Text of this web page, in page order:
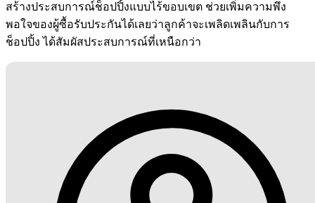
สร้างประสบการณ์ช็อปปิ้งแบบไร้ขอบเขต ช่วยเพิ่มความพึง
พอใจของผู้ซื้อรับประกันได้เลยว่าลูกค้าจะเพลิดเพลินกับการ
ช็อปปิ้ง ได้สัมผัสประสบการณ์ที่เหนือกว่า